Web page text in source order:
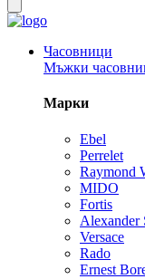
Часовници
Мъжки
Марки
Ebel
Perrelet
Raymond
MIDO
Fortis
Alexander
Versace
Rado
Ernest